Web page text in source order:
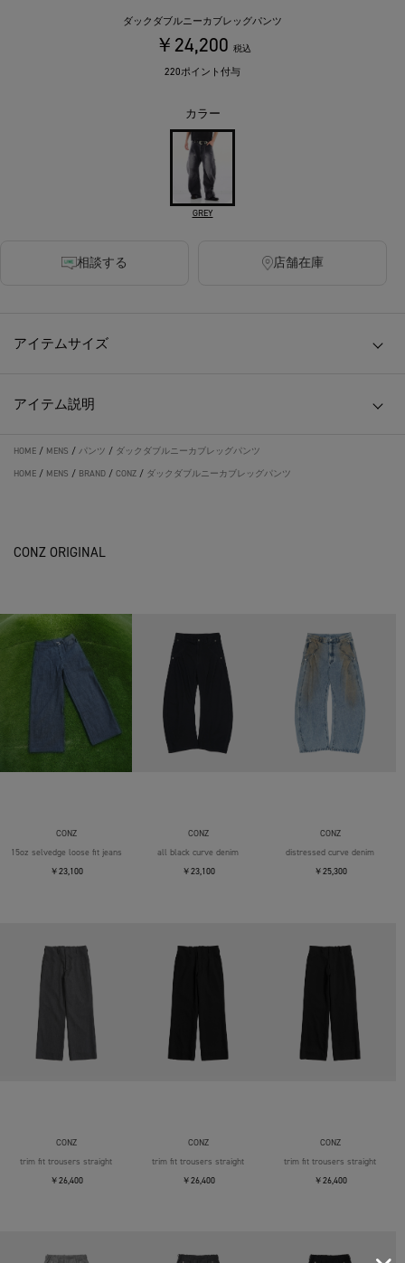
ダックダブルニーカブレッグパンツ
￥24,200 税込
220ポイント付与
カラー
GREY
相談する 店舗在庫
アイテムサイズ
アイテム説明
HOME / MENS / パンツ / ダックダブルニーカブレッグパンツ
HOME / MENS / BRAND / CONZ / ダックダブルニーカブレッグパンツ
CONZ ORIGINAL
CONZ
15oz selvedge loose fit jeans
￥23,100
CONZ
all black curve denim
￥23,100
CONZ
distressed curve denim
￥25,300
CONZ
trim fit trousers straight
￥26,400
CONZ
trim fit trousers straight
￥26,400
CONZ
trim fit trousers straight
￥26,400